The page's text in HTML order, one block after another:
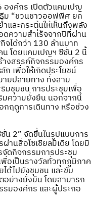
องค์กร เปิดตัวแคมเปญ
ม “ชวนชาวออฟฟิศ ยก
และกระตุ้นให้เห็นถึงพลัง
ความสำเร็จจากปีที่ผ่าน
จได้กว่า 130 ล้านบาท
น โดยแคมเปญฯ ซีซั่น 2 นี้
งสรรค์กิจกรรมองค์กร
เพื่อให้เกิดประโยชน์
ยปลายทาง ทั้งสาม
มชุมชน การประชุมเพื่อ
มความยั่งยืน นอกจากนี้
กฤดูการเดินทาง หรือช่วง
น 2” จัดขึ้นในรูปแบบการ
นสื่อโซเชียลมีเดีย โดยมี
จัดกิจกรรมการประชุม
อเป็นรางวัลทั่วทุกภูมิภาค
ได้ไปยังชุมชน และขับ
อย่างยั่งยืน โดยสามารถ
มองค์กร และผู้ประกอ